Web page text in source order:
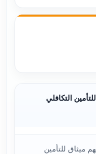
التكافلي
ميثاق للتأمين